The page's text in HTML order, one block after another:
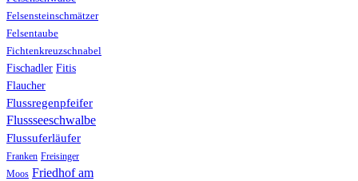
Felsensteinschmätzer
Felsentaube
Fichtenkreuzschnabel
Fischadler Fitis
Flaucher
Flussregenpfeifer
Flussseeschwalbe
Flussuferläufer
Franken Freisinger
Moos Friedhof am